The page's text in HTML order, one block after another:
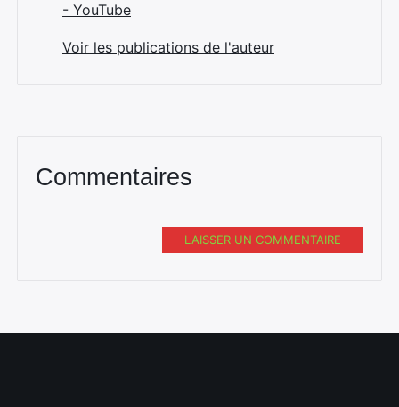
- YouTube
Voir les publications de l'auteur
Commentaires
LAISSER UN COMMENTAIRE